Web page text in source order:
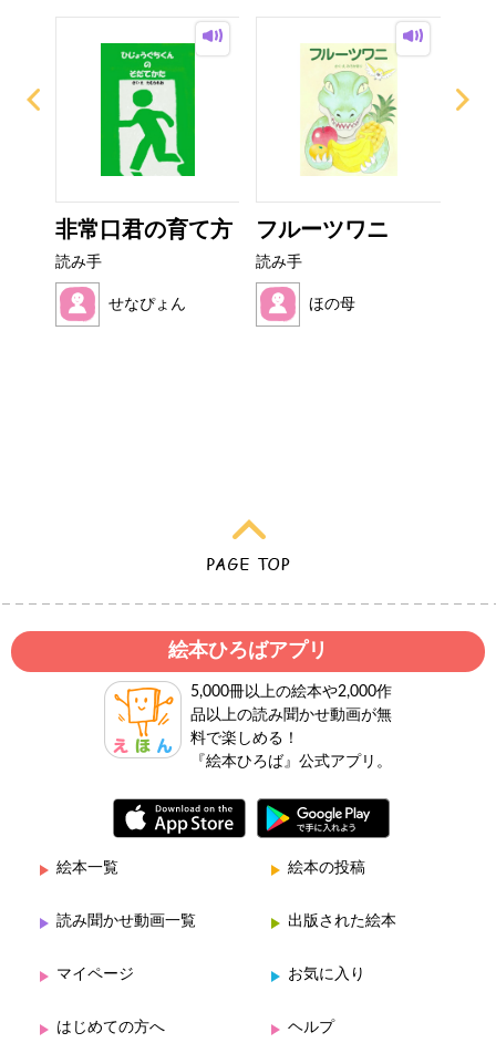
非常口君の育て方
読み手
せなぴょん
フルーツワニ
読み手
ほの母
絵本ひろばアプリ
5,000冊以上の絵本や2,000作
品以上の読み聞かせ動画が無
料で楽しめる！
『絵本ひろば』公式アプリ。
絵本一覧 絵本の投稿
読み聞かせ動画一覧 出版された絵本
マイページ お気に入り
はじめての方へ ヘルプ